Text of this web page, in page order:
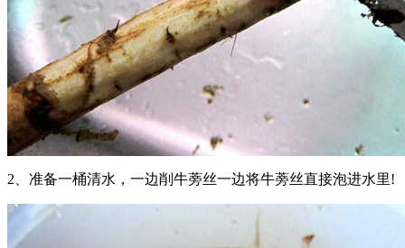
2、准备一桶清水，一边削牛蒡丝一边将牛蒡丝直接泡进水里!